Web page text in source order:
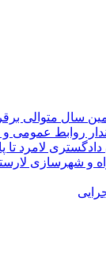
سال متوالی
روابط عمومی و
لامرد تا
و شهرسازی